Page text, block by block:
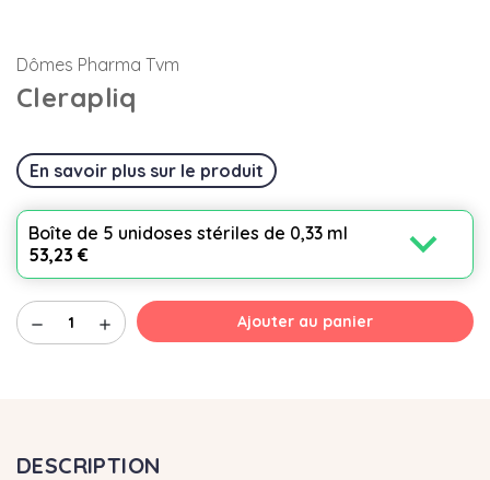
Dômes Pharma Tvm
Clerapliq
En savoir plus sur le produit
Boîte de 5 unidoses stériles de 0,33 ml
53,23 €
expand_more
remove add Ajouter au panier
DESCRIPTION